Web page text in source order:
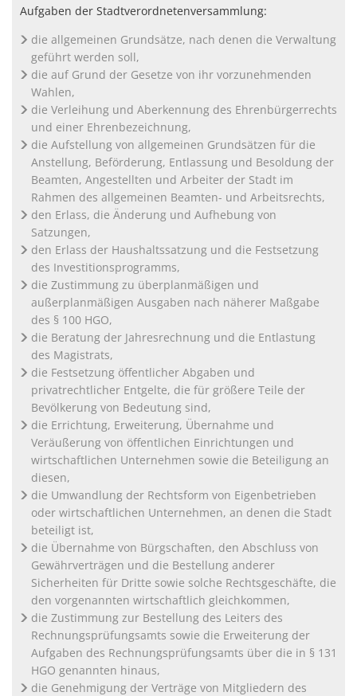
Aufgaben der Stadtverordnetenversammlung:
die allgemeinen Grundsätze, nach denen die Verwaltung
geführt werden soll,
die auf Grund der Gesetze von ihr vorzunehmenden
Wahlen,
die Verleihung und Aberkennung des Ehrenbürgerrechts
und einer Ehrenbezeichnung,
die Aufstellung von allgemeinen Grundsätzen für die
Anstellung, Beförderung, Entlassung und Besoldung der
Beamten, Angestellten und Arbeiter der Stadt im
Rahmen des allgemeinen Beamten- und Arbeitsrechts,
den Erlass, die Änderung und Aufhebung von
Satzungen,
den Erlass der Haushaltssatzung und die Festsetzung
des Investitionsprogramms,
die Zustimmung zu überplanmäßigen und
außerplanmäßigen Ausgaben nach näherer Maßgabe
des § 100 HGO,
die Beratung der Jahresrechnung und die Entlastung
des Magistrats,
die Festsetzung öffentlicher Abgaben und
privatrechtlicher Entgelte, die für größere Teile der
Bevölkerung von Bedeutung sind,
die Errichtung, Erweiterung, Übernahme und
Veräußerung von öffentlichen Einrichtungen und
wirtschaftlichen Unternehmen sowie die Beteiligung an
diesen,
die Umwandlung der Rechtsform von Eigenbetrieben
oder wirtschaftlichen Unternehmen, an denen die Stadt
beteiligt ist,
die Übernahme von Bürgschaften, den Abschluss von
Gewährverträgen und die Bestellung anderer
Sicherheiten für Dritte sowie solche Rechtsgeschäfte, die
den vorgenannten wirtschaftlich gleichkommen,
die Zustimmung zur Bestellung des Leiters des
Rechnungsprüfungsamts sowie die Erweiterung der
Aufgaben des Rechnungsprüfungsamts über die in § 131
HGO genannten hinaus,
die Genehmigung der Verträge von Mitgliedern des